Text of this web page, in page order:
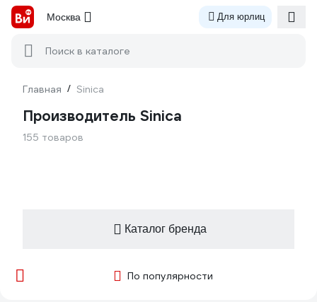
Москва Для юрлиц
Поиск в каталоге
Главная / Sinica
Производитель Sinica
155 товаров
Каталог бренда
По популярности